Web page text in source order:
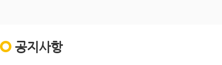
공지사항